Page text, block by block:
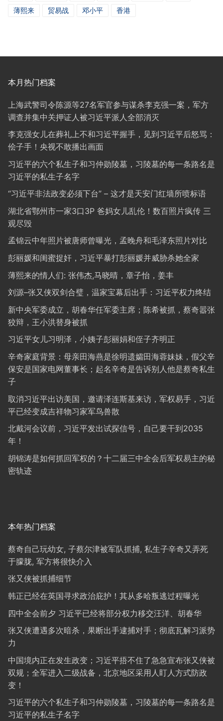
薄熙来 贸易战 邓小平 香港
本月热门档案
上海武警司令陈源等27名军官参与谋杀李克强一案，军方
调查并集中关押证人被习近平派人全部消灭
李克强女儿在葬礼上不和习近平握手，见到习近平后怒骂：
侩子手！央视不敢播出画面
习近平的六个私生子和习仲勋陵墓，习陵墓的每一条路名是
习近平的私生子名字
“习近平非法政变必须下台” – 这才是天安门红墙所喷标语
湖北省鄂州市一家3口3P 爸妈女儿乱伦！数百照片疯传 三
观尽毁
孟锦云中年照片被唐师曾曝光，孟晚舟和毛泽东照片对比
彭丽媛和闺蜜捉奸，习近平暴打彭丽媛并威胁杀她全家
薄熙来的情人们: 张伟杰,马晓晴，章子怡，姜丰
刘源–张又侠双剑合璧，温家宝幕后出手：习近平权力终结
新中央军委成立，胡春华任军委主席；陈希被抓，蔡奇嚣张
狡辩，王小洪替身被抓
习近平女儿习明泽，小姨子彭丽娟和侄子齐明正
辛奇家庭背景：母亲田海燕是徐明遗孀田海蓉妹妹，假父辛
保安是国家电网董事长；起名辛奇是告诉别人他是蔡奇私生
子
取消习近平出访美国，邀请泽连斯基来访，军权易手，习近
平已经变成吉祥物习家军鸟兽散
北戴河会议前，习近平发出试探信号，自己要干到2035
年！
胡锦涛是如何抓回军权的？十二届三中全会后军权易主的秘
密轨迹
本年热门档案
蔡奇自己玩幼女, 子蔡尔津被军队抓捕, 私生子辛奇又弄死
于朦胧, 军方将很快介入
张又侠被抓捕细节
韩正已经在英国寻求政治庇护！其从多哈叛逃过程曝光
四中全会前夕 习近平已经将部分权力移交汪洋、胡春华
张又侠遭遇多次暗杀，果断出手逮捕对手；彻底瓦解习派势
力
中国境内正在发生政变；习近平捂不住了急急宣布张又侠被
双规；全军进入二级战备，北京地区采用人盯人方式防政
变！
习近平的六个私生子和习仲勋陵墓，习陵墓的每一条路名是
习近平的私生子名字